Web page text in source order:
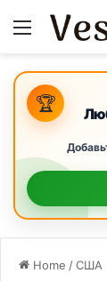
Menu
🏆
Home /США